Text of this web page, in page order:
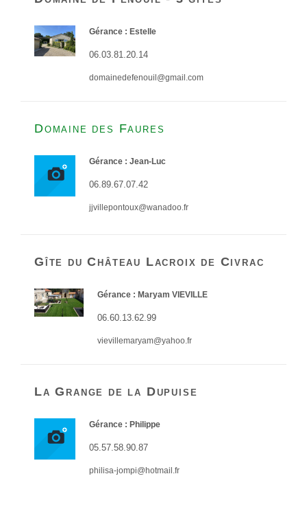
Gérance : Estelle
06.03.81.20.14
domainedefenouil@gmail.com
Domaine des Faures
Gérance : Jean-Luc
06.89.67.07.42
jjvillepontoux@wanadoo.fr
Gîte du Château Lacroix de Civrac
Gérance : Maryam VIEVILLE
06.60.13.62.99
vievillemaryam@yahoo.fr
La Grange de la Dupuise
Gérance : Philippe
05.57.58.90.87
philisa-jompi@hotmail.fr